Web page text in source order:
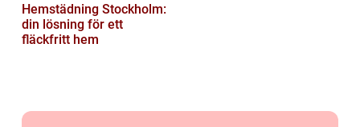
Hemstädning Stockholm:
din lösning för ett
fläckfritt hem